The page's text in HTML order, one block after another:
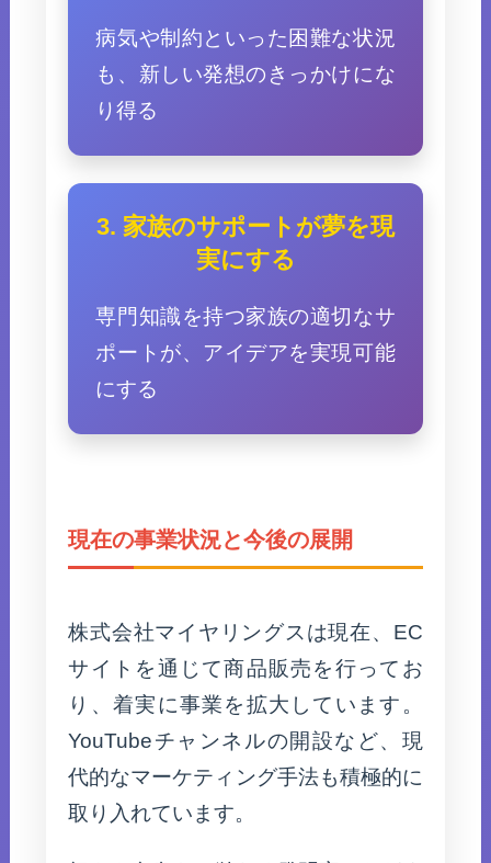
病気や制約といった困難な状況
も、新しい発想のきっかけにな
り得る
3. 家族のサポートが夢を現
実にする
専門知識を持つ家族の適切なサ
ポートが、アイデアを実現可能
にする
現在の事業状況と今後の展開
株式会社マイヤリングスは現在、EC
サイトを通じて商品販売を行ってお
り、着実に事業を拡大しています。
YouTubeチャンネルの開設など、現
代的なマーケティング手法も積極的に
取り入れています。